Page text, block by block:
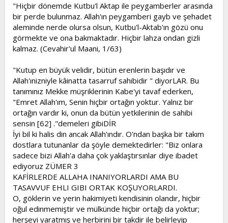
"Hiçbir dönemde Kutbu'l Aktap ile peygamberler arasında
bir perde bulunmaz. Allah'ın peygamberi gayb ve şehadet
aleminde nerde olursa olsun, Kutbu'l-Aktab'ın gözü onu
görmekte ve ona bakmaktadır. Hiçbir lahza ondan gizli
kalmaz. (Cevahir'ul Maani, 1/63)
"Kutup en büyük velidir, bütün erenlerin başıdır ve
Allah'ınizniyle kâinatta tasarruf sahibidir " diyorLAR. Bu
tanımınız Mekke müşriklerinin Kabe'yi tavaf ederken,
"Emret Allah'ım, Senin hiçbir ortağın yoktur. Yalnız bir
ortağın vardır ki, onun da bütün yetkilerinin de sahibi
sensin [62] ."demeleri gibiDİR
İyi bil ki halis din ancak Allah'ındır. O'ndan başka bir takım
dostlara tutunanlar da şöyle demektedirler: "Biz onlara
sadece bizi Allah'a daha çok yaklaştırsınlar diye ibadet
ediyoruz ZÜMER 3
KAFİRLERDE ALLAHA INANIYORLARDI AMA BU
TASAVVUF EHLI GIBI ORTAK KOŞUYORLARDI.
O, göklerin ve yerin hakimiyeti kendisinin olandır, hiçbir
oğul edinmemiştir ve mülkünde hiçbir ortağı da yoktur;
herşeyi yaratmış ve herbirini bir takdir ile belirleyip